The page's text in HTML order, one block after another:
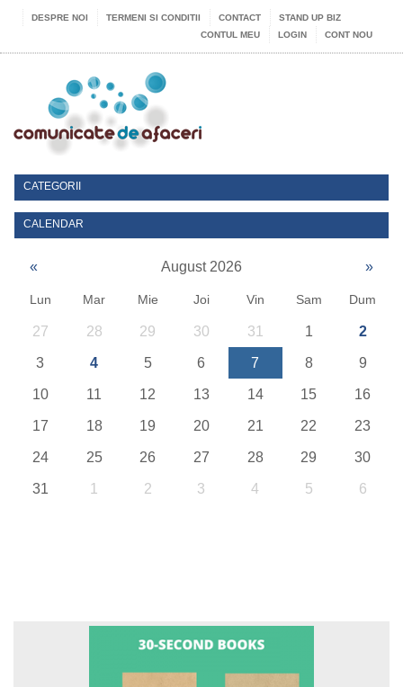
DESPRE NOI TERMENI SI CONDITII CONTACT
STAND UP BIZ
CONTUL MEU
LOGIN CONT NOU
CATEGORII
CALENDAR
« August 2026 »
Lun Mar Mie Joi Vin Sam Dum
27 28 29 30 31 1 2
3 4 5 6 7 8 9
10 11 12 13 14 15 16
17 18 19 20 21 22 23
24 25 26 27 28 29 30
31 1 2 3 4 5 6